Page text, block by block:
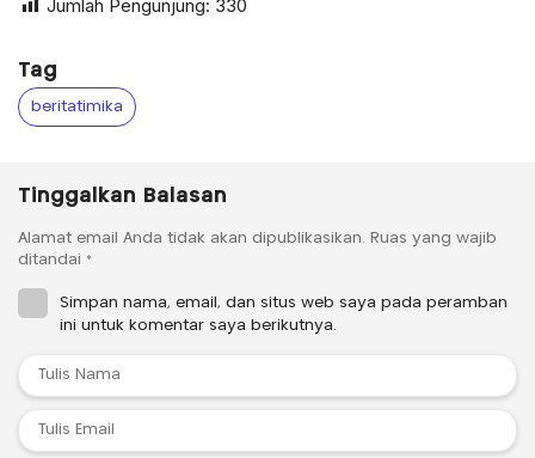
Jumlah Pengunjung: 330
Tag
beritatimika
Tinggalkan Balasan
Alamat email Anda tidak akan dipublikasikan. Ruas yang wajib
ditandai *
Simpan nama, email, dan situs web saya pada peramban
ini untuk komentar saya berikutnya.